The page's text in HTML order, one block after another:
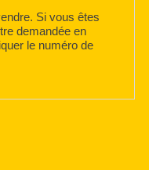
Si vous êtes
demandée en
le numéro de